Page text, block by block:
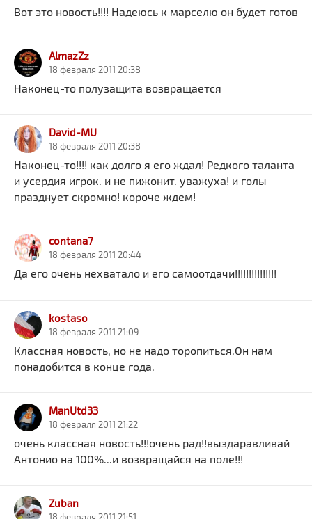
Вот это новость!!!! Надеюсь к марселю он будет готов
AlmazZz
18 февраля 2011 20:38
Наконец-то полузащита возвращается
David-MU
18 февраля 2011 20:38
Наконец-то!!!! как долго я его ждал! Редкого таланта
и усердия игрок. и не пижонит. уважуха! и голы
празднует скромно! короче ждем!
contana7
18 февраля 2011 20:44
Да его очень нехватало и его самоотдачи!!!!!!!!!!!!!!!
kostaso
18 февраля 2011 21:09
Классная новость, но не надо торопиться.Он нам
понадобится в конце года.
ManUtd33
18 февраля 2011 21:22
очень классная новость!!!очень рад!!выздаравливай
Антонио на 100%...и возвращайся на поле!!!
Zuban